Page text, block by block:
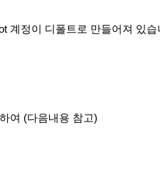
계정이 디폴트로 만들어져 있습
여 (다음내용 참고)